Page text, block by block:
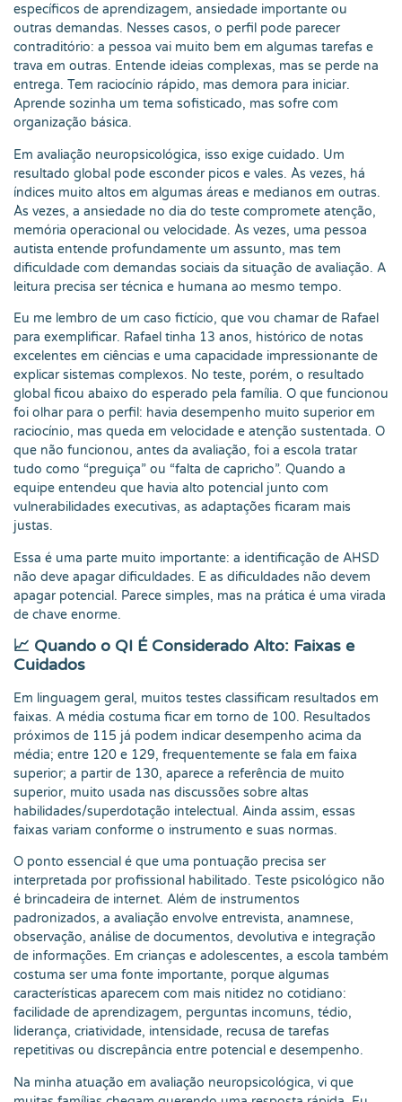
específicos de aprendizagem, ansiedade importante ou
outras demandas. Nesses casos, o perfil pode parecer
contraditório: a pessoa vai muito bem em algumas tarefas e
trava em outras. Entende ideias complexas, mas se perde na
entrega. Tem raciocínio rápido, mas demora para iniciar.
Aprende sozinha um tema sofisticado, mas sofre com
organização básica.
Em avaliação neuropsicológica, isso exige cuidado. Um
resultado global pode esconder picos e vales. Às vezes, há
índices muito altos em algumas áreas e medianos em outras.
Às vezes, a ansiedade no dia do teste compromete atenção,
memória operacional ou velocidade. Às vezes, uma pessoa
autista entende profundamente um assunto, mas tem
dificuldade com demandas sociais da situação de avaliação. A
leitura precisa ser técnica e humana ao mesmo tempo.
Eu me lembro de um caso fictício, que vou chamar de Rafael
para exemplificar. Rafael tinha 13 anos, histórico de notas
excelentes em ciências e uma capacidade impressionante de
explicar sistemas complexos. No teste, porém, o resultado
global ficou abaixo do esperado pela família. O que funcionou
foi olhar para o perfil: havia desempenho muito superior em
raciocínio, mas queda em velocidade e atenção sustentada. O
que não funcionou, antes da avaliação, foi a escola tratar
tudo como “preguiça” ou “falta de capricho”. Quando a
equipe entendeu que havia alto potencial junto com
vulnerabilidades executivas, as adaptações ficaram mais
justas.
Essa é uma parte muito importante: a identificação de AHSD
não deve apagar dificuldades. E as dificuldades não devem
apagar potencial. Parece simples, mas na prática é uma virada
de chave enorme.
📈 Quando o QI É Considerado Alto: Faixas e
Cuidados
Em linguagem geral, muitos testes classificam resultados em
faixas. A média costuma ficar em torno de 100. Resultados
próximos de 115 já podem indicar desempenho acima da
média; entre 120 e 129, frequentemente se fala em faixa
superior; a partir de 130, aparece a referência de muito
superior, muito usada nas discussões sobre altas
habilidades/superdotação intelectual. Ainda assim, essas
faixas variam conforme o instrumento e suas normas.
O ponto essencial é que uma pontuação precisa ser
interpretada por profissional habilitado. Teste psicológico não
é brincadeira de internet. Além de instrumentos
padronizados, a avaliação envolve entrevista, anamnese,
observação, análise de documentos, devolutiva e integração
de informações. Em crianças e adolescentes, a escola também
costuma ser uma fonte importante, porque algumas
características aparecem com mais nitidez no cotidiano:
facilidade de aprendizagem, perguntas incomuns, tédio,
liderança, criatividade, intensidade, recusa de tarefas
repetitivas ou discrepância entre potencial e desempenho.
Na minha atuação em avaliação neuropsicológica, vi que